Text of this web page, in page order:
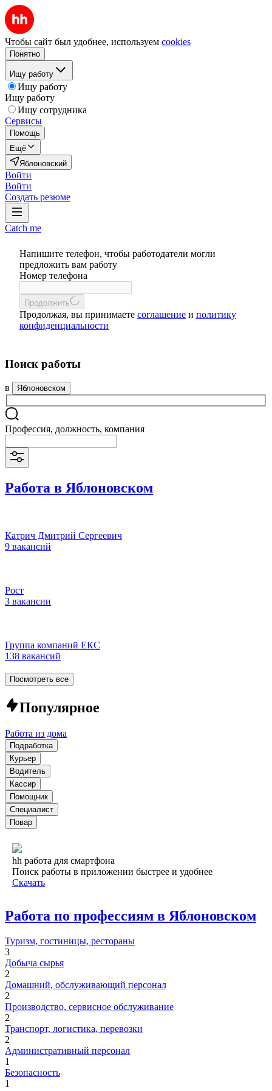
Чтобы сайт был удобнее, используем cookies
Понятно
Ищу работу
Ищу работу
Ищу работу
Ищу сотрудника
Сервисы
Помощь
Ещё
Яблоновский
Войти
Войти
Создать резюме
Catch me
Напишите телефон, чтобы работодатели могли
предложить вам работу
Номер телефона
Продолжить
Продолжая, вы принимаете соглашение и политику
конфиденциальности
Поиск работы
в Яблоновском
Профессия, должность, компания
Работа в Яблоновском
Катрич Дмитрий Сергеевич
9 вакансий
Рост
3 вакансии
Группа компаний ЕКС
138 вакансий
Посмотреть все
Популярное
Работа из дома
Подработка
Курьер
Водитель
Кассир
Помощник
Специалист
Повар
hh работа для смартфона
Поиск работы в приложении быстрее и удобнее
Скачать
Работа по профессиям в Яблоновском
Туризм, гостиницы, рестораны
3
Добыча сырья
2
Домашний, обслуживающий персонал
2
Производство, сервисное обслуживание
2
Транспорт, логистика, перевозки
2
Административный персонал
1
Безопасность
1